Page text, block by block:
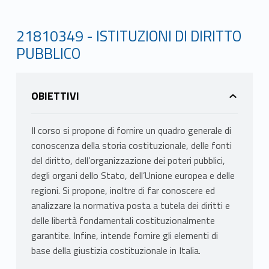
21810349 - ISTITUZIONI DI DIRITTO
PUBBLICO
OBIETTIVI
Il corso si propone di fornire un quadro generale di
conoscenza della storia costituzionale, delle fonti
del diritto, dell’organizzazione dei poteri pubblici,
degli organi dello Stato, dell’Unione europea e delle
regioni. Si propone, inoltre di far conoscere ed
analizzare la normativa posta a tutela dei diritti e
delle libertà fondamentali costituzionalmente
garantite. Infine, intende fornire gli elementi di
base della giustizia costituzionale in Italia.